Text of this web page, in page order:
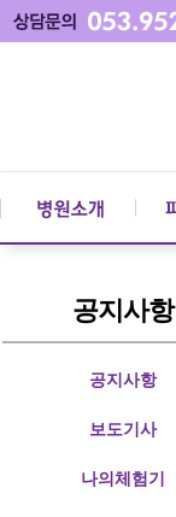
공지사항
공지사항
보도기사
나의체험기